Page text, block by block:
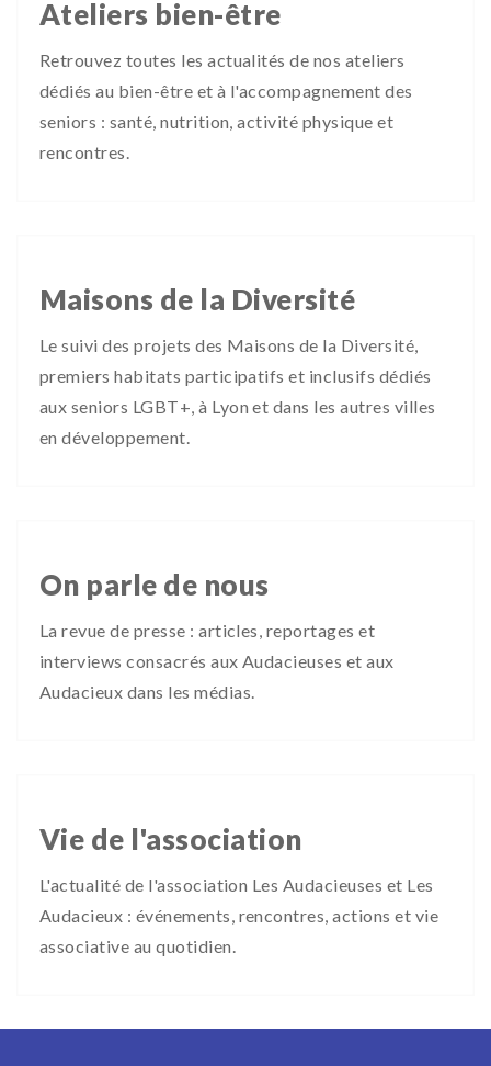
Ateliers bien-être
Retrouvez toutes les actualités de nos ateliers
dédiés au bien-être et à l'accompagnement des
seniors : santé, nutrition, activité physique et
rencontres.
Maisons de la Diversité
Le suivi des projets des Maisons de la Diversité,
premiers habitats participatifs et inclusifs dédiés
aux seniors LGBT+, à Lyon et dans les autres villes
en développement.
On parle de nous
La revue de presse : articles, reportages et
interviews consacrés aux Audacieuses et aux
Audacieux dans les médias.
Vie de l'association
L'actualité de l'association Les Audacieuses et Les
Audacieux : événements, rencontres, actions et vie
associative au quotidien.